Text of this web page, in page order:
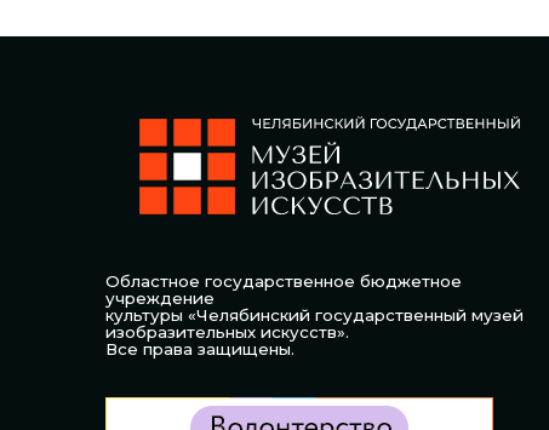
Областное государственное бюджетное
учреждение
культуры «Челябинский государственный музей
изобразительных искусств».
Все права защищены.